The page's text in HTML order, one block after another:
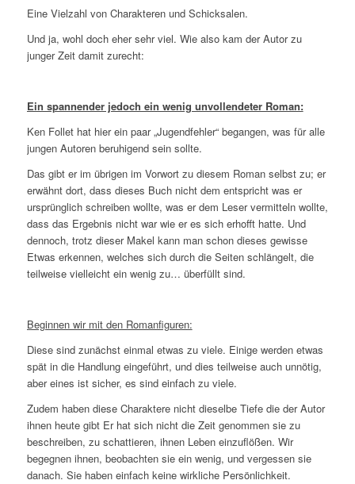
Eine Vielzahl von Charakteren und Schicksalen.
Und ja, wohl doch eher sehr viel. Wie also kam der Autor zu
junger Zeit damit zurecht:
Ein spannender jedoch ein wenig unvollendeter Roman:
Ken Follet hat hier ein paar „Jugendfehler“ begangen, was für alle
jungen Autoren beruhigend sein sollte.
Das gibt er im übrigen im Vorwort zu diesem Roman selbst zu; er
erwähnt dort, dass dieses Buch nicht dem entspricht was er
ursprünglich schreiben wollte, was er dem Leser vermitteln wollte,
dass das Ergebnis nicht war wie er es sich erhofft hatte. Und
dennoch, trotz dieser Makel kann man schon dieses gewisse
Etwas erkennen, welches sich durch die Seiten schlängelt, die
teilweise vielleicht ein wenig zu… überfüllt sind.
Beginnen wir mit den Romanfiguren:
Diese sind zunächst einmal etwas zu viele. Einige werden etwas
spät in die Handlung eingeführt, und dies teilweise auch unnötig,
aber eines ist sicher, es sind einfach zu viele.
Zudem haben diese Charaktere nicht dieselbe Tiefe die der Autor
ihnen heute gibt Er hat sich nicht die Zeit genommen sie zu
beschreiben, zu schattieren, ihnen Leben einzuflößen. Wir
begegnen ihnen, beobachten sie ein wenig, und vergessen sie
danach. Sie haben einfach keine wirkliche Persönlichkeit.